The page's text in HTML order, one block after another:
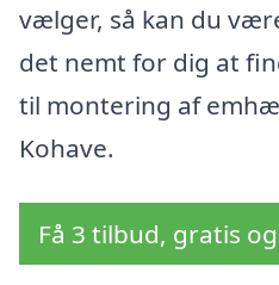
vælger, så kan du
det nemt for dig at
til montering af
Kohave.
Få 3 tilbud, gratis